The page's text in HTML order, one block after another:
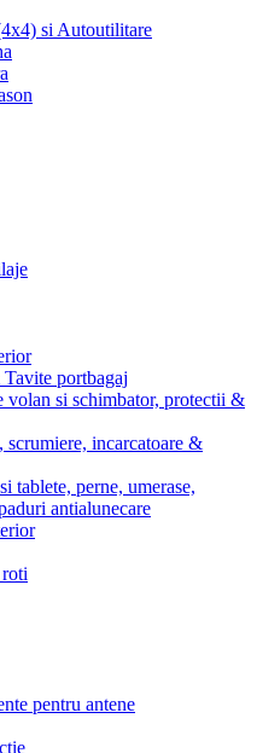
si Autoutilitare
portbagaj
volan si schimbator, protectii &
scrumiere, incarcatoare &
tablete, perne, umerase,
antialunecare
pentru antene